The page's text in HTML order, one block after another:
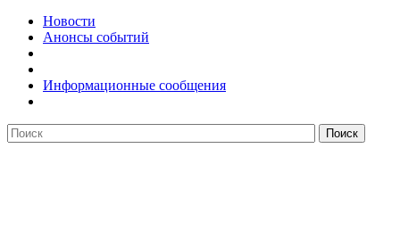
Новости
Анонсы событий
Информационные сообщения